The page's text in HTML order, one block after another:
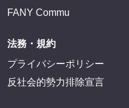
FANY Commu
法務・規約
プライバシーポリシー
反社会的勢力排除宣言